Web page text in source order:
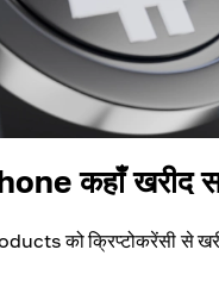
कहाँ खरीद
को क्रिप्टोकरेंसी से